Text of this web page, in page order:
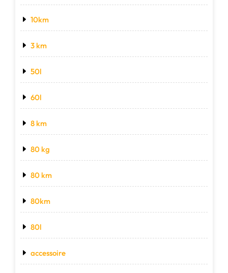
10km
3 km
50l
60l
8 km
80 kg
80 km
80km
80l
accessoire